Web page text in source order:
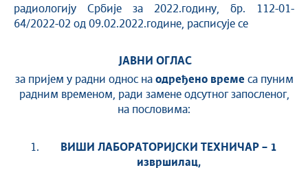
радиологију Србије за 2022.годину, бр. 112-01-
64/2022-02 од 09.02.2022.године, расписује се
ЈАВНИ ОГЛАС
за пријем у радни однос на одређено време са пуним
радним временом, ради замене одсутног запосленог,
на пословима:
ВИШИ ЛАБОРАТОРИЈСКИ ТЕХНИЧАР – 1
извршилац,